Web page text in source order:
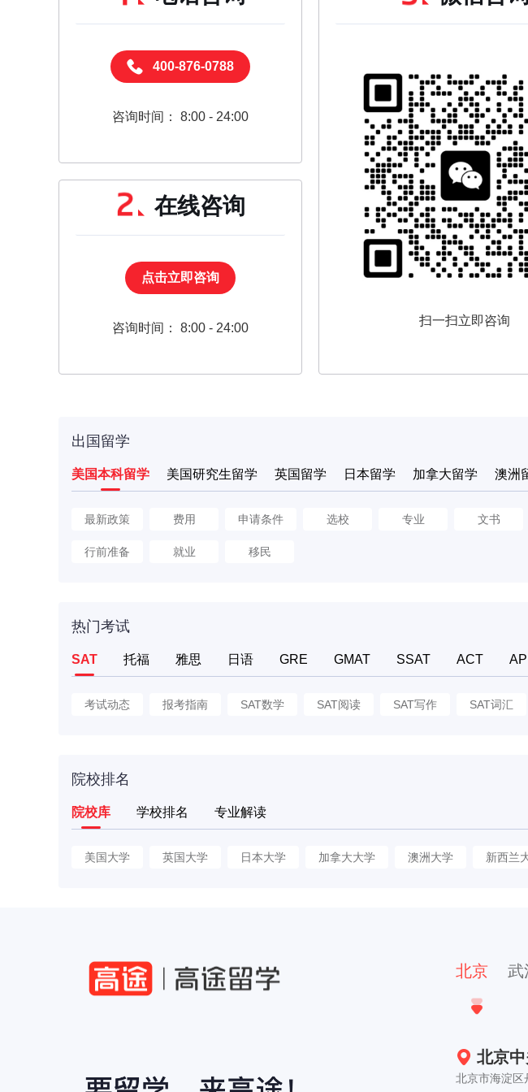
400-876-0788
咨询时间： 8:00 - 24:00
在线咨询
点击立即咨询
咨询时间： 8:00 - 24:00
扫一扫立即咨询
出国留学
美国本科留学 美国研究生留学 英国留学 日本留学 加拿大留学 澳洲
最新政策 费用 申请条件 选校 专业 文书
行前准备 就业 移民
热门考试
SAT 托福 雅思 日语 GRE GMAT SSAT ACT AP
考试动态 报考指南 SAT数学 SAT阅读 SAT写作 SAT词汇
院校排名
院校库 学校排名 专业解读
美国大学 英国大学 日本大学 加拿大大学 澳洲大学 新西兰
北京 武
北京
北京市海淀区